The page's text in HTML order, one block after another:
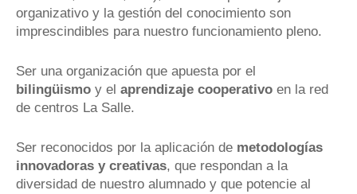
organizativo y la gestión del conocimiento son
imprescindibles para nuestro funcionamiento pleno.
Ser una organización que apuesta por el
bilingüismo y el aprendizaje cooperativo en la red
de centros La Salle.
Ser reconocidos por la aplicación de metodologías
innovadoras y creativas, que respondan a la
diversidad de nuestro alumnado y que potencie al